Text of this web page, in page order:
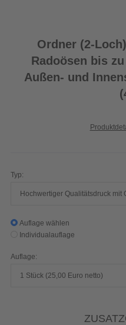
Ordner (2-
Radoösen bis
Außen- und
Typ:
Hochwertiger Qualitätsdruck mit
Auflage wählen
Individualauflage
Auflage:
1 Stück (25,00 Euro netto)